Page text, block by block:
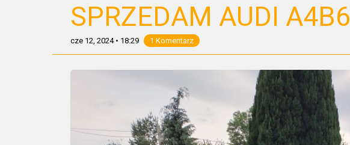
SPRZEDAM AUDI A4B6
cze 12, 2024• 18:29 1 Komentarz